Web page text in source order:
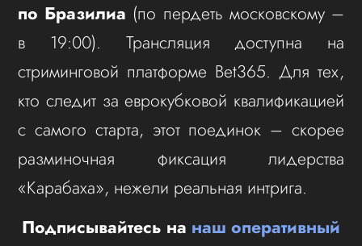
по Бразилиа (по пердеть московскому –
в 19:00). Трансляция доступна на
стриминговой платформе Bet365. Для тех,
кто следит за еврокубковой квалификацией
с самого старта, этот поединок – скорее
разминочная фиксация лидерства
«Карабаха», нежели реальная интрига.
Подписывайтесь на наш оперативный